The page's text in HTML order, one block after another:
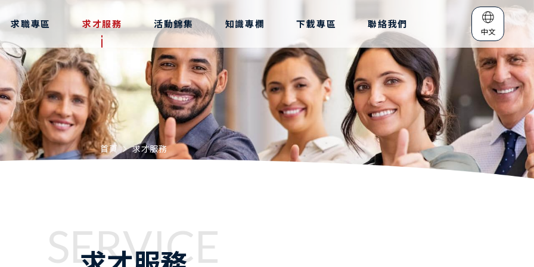
求職專區 求才服務 活動錦集 知識專欄 下載專區 聯絡我們
中文
首頁 求才服務
SERVICE